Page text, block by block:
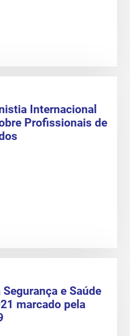
Internacional
Profissionais de
e Saúde
marcado pela